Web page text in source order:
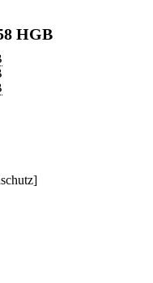
HGB
]